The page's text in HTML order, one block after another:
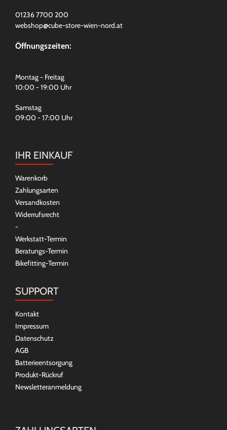
01236 7700 200
webshop@cube-store-wien-nord.at
Öffnungszeiten:
Montag - Freitag
10:00 - 19:00 Uhr
Samstag
09:00 - 17:00 Uhr
IHR EINKAUF
Warenkorb
Zahlungsarten
Versandkosten
Widerrufsrecht
-
Werkstatt-Termin
Beratungs-Termin
Bikefitting-Termin
SUPPORT
Kontakt
Impressum
Datenschutz
AGB
Batterieentsorgung
Produkt-Rückruf
Newsletteranmeldung